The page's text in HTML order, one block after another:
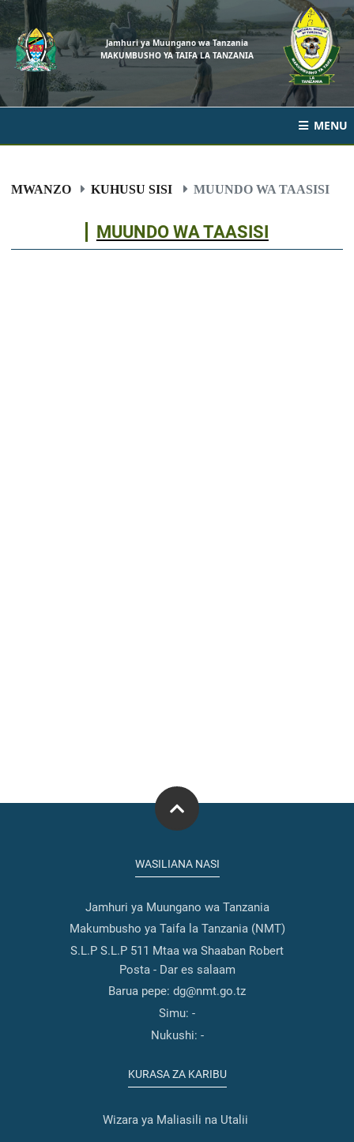
Jamhuri ya Muungano wa Tanzania
MAKUMBUSHO YA TAIFA LA TANZANIA
MENU
MWANZO KUHUSU SISI MUUNDO WA TAASISI
MUUNDO WA TAASISI
WASILIANA NASI
Jamhuri ya Muungano wa Tanzania
Makumbusho ya Taifa la Tanzania (NMT)
S.L.P S.L.P 511 Mtaa wa Shaaban Robert
Posta - Dar es salaam
Barua pepe: dg@nmt.go.tz
Simu: -
Nukushi: -
KURASA ZA KARIBU
Wizara ya Maliasili na Utalii